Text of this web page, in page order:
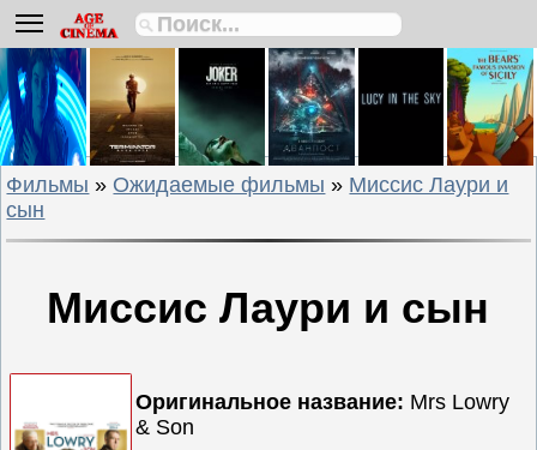
Биографии
Боевики
Вестерны
Военные
Детективы
Драмы
Комедии
Мелодрамы
Мультфильмы
Мюзиклы
Фильмы » Ожидаемые фильмы » Миссис Лаури и
сын
Миссис Лаури и сын
Оригинальное название: Mrs Lowry
& Son